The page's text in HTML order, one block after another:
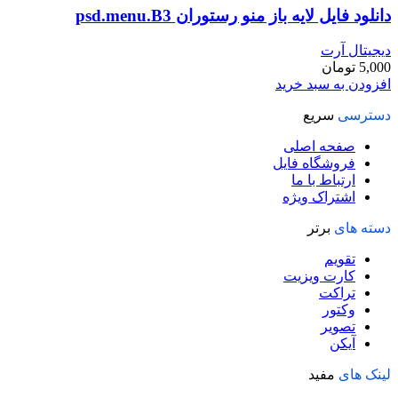
دانلود فایل لایه باز منو رستوران psd.menu.B3
دیجیتال آرت
5,000 تومان
افزودن به سبد خرید
دسترسی سریع
صفحه اصلی
فروشگاه فایل
ارتباط با ما
اشتراک ویژه
دسته های برتر
تقویم
کارت ویزیت
تراکت
وکتور
تصویر
آیکن
لینک های مفید